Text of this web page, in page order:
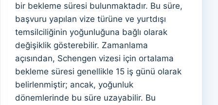
bir bekleme süresi bulunmaktadır. Bu süre,
başvuru yapılan vize türüne ve yurtdışı
temsilciliğinin yoğunluğuna bağlı olarak
değişiklik gösterebilir. Zamanlama
açısından, Schengen vizesi için ortalama
bekleme süresi genellikle 15 iş günü olarak
belirlenmiştir; ancak, yoğunluk
dönemlerinde bu süre uzayabilir. Bu